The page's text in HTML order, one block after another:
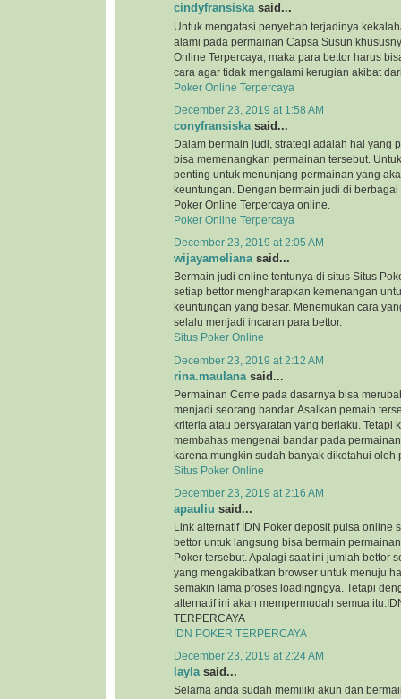
cindyfransiskasaid...
Untuk mengatasi penyebab terjadinya
alami pada permainan Capsa Susun
Online Terpercaya, maka para bettor harus
cara agar tidak mengalami kerugian akibat
Poker Online Terpercaya
December 23, 2019 at 1:58 AM
conyfransiska said...
Dalam bermain judi, strategi adalah hal yang
bisa memenangkan permainan tersebut.
penting untuk menunjang permainan yang
keuntungan. Dengan bermain judi di berbagai
Poker Online Terpercaya online.
Poker Online Terpercaya
December 23, 2019 at 2:05 AM
wijayamelianasaid...
Bermain judi online tentunya di situs Situs
setiap bettor mengharapkan kemenangan
keuntungan yang besar. Menemukan cara
selalu menjadi incaran para bettor.
Situs Poker Online
December 23, 2019 at 2:12 AM
rina.maulana said...
Permainan Ceme pada dasarnya bisa
menjadi seorang bandar. Asalkan pemain
kriteria atau persyaratan yang berlaku. Tetapi
membahas mengenai bandar pada
karena mungkin sudah banyak diketahui oleh
Situs Poker Online
December 23, 2019 at 2:16 AM
apauliu said...
Link alternatif IDN Poker deposit pulsa online
bettor untuk langsung bisa bermain
Poker tersebut. Apalagi saat ini jumlah bettor
yang mengakibatkan browser untuk menuju
semakin lama proses loadingngya. Tetapi
alternatif ini akan mempermudah semua
TERPERCAYA
IDN POKER TERPERCAYA
December 23, 2019 at 2:24 AM
laylasaid...
Selama anda sudah memiliki akun dan